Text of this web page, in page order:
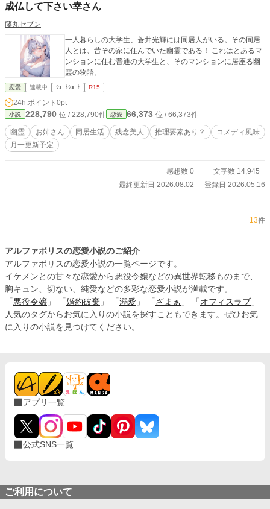
成仏して下さい幸さん
藤丸セブン
一人暮らしの大学生、蒼井光輝には同居人がいる。その同居
人とは、昔その家に住んでいた幽霊である！ これはとあるマ
ンションに住む普通の大学生と、そのマンションに居座る幽
霊の物語。
恋愛 連載中 ｼｮｰﾄｼｮｰﾄ R15
24h.ポイント 0pt
小説 228,790 位 / 228,790件 恋愛 66,373 位 / 66,373件
幽霊 お姉さん 同居生活 残念美人 推理要素あり？
コメディ風味
月一更新予定
感想数 0
文字数 14,945
最終更新日 2026.08.02
登録日 2026.05.16
13件
アルファポリスの恋愛小説のご紹介
アルファポリスの恋愛小説の一覧ページです。
イケメンとの甘々な恋愛から悪役令嬢などの異世界転移ものまで、
胸キュン、切ない、純愛などの多彩な恋愛小説が満載です。
「 悪役令嬢 」 「 婚約破棄 」 「 溺愛 」 「 ざまぁ 」 「 オフィスラブ 」
人気のタグからお気に入りの小説を探すこともできます。ぜひお気
に入りの小説を見つけてください。
アプリ一覧
公式SNS一覧
ご利用について